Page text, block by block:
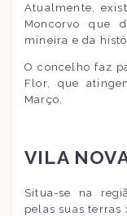
Atualmente,
Moncorvo que
mineira e da
O concelho faz
Flor, que
Março.
VILA
Situa-se na
pelas suas terras